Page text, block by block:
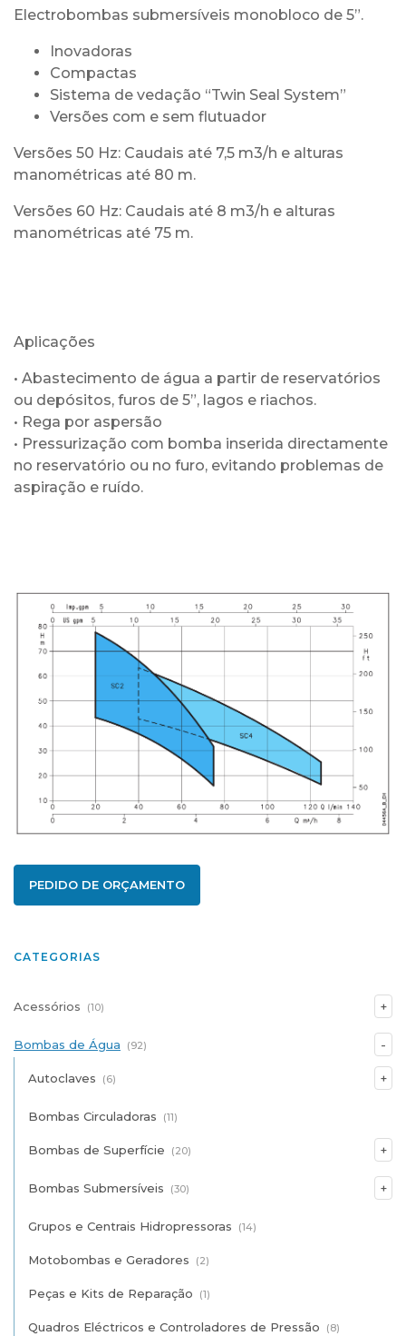
Electrobombas submersíveis monobloco de 5”.
Inovadoras
Compactas
Sistema de vedação “Twin Seal System”
Versões com e sem flutuador
Versões 50 Hz: Caudais até 7,5 m3/h e alturas
manométricas até 80 m.
Versões 60 Hz: Caudais até 8 m3/h e alturas
manométricas até 75 m.
Aplicações
• Abastecimento de água a partir de reservatórios
ou depósitos, furos de 5”, lagos e riachos.
• Rega por aspersão
• Pressurização com bomba inserida directamente
no reservatório ou no furo, evitando problemas de
aspiração e ruído.
PEDIDO DE ORÇAMENTO
CATEGORIAS
Acessórios (10)
Bombas de Água (92)
Autoclaves (6)
Bombas Circuladoras (11)
Bombas de Superfície (20)
Bombas Submersíveis (30)
Grupos e Centrais Hidropressoras (14)
Motobombas e Geradores (2)
Peças e Kits de Reparação (1)
Quadros Eléctricos e Controladores de Pressão (8)